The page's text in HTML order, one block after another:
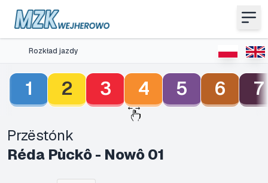
Rozkład jazdy
1 2 3 4 5 6 7
Przëstónk
Réda Pùckô - Nowô 01